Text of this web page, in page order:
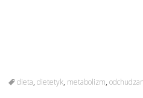
dieta, dietetyk, metabolizm,